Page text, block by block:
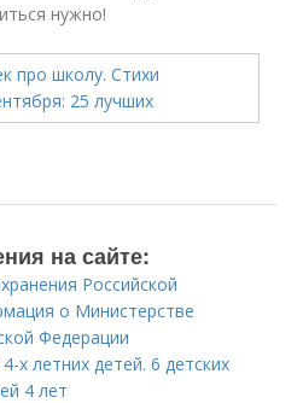
нужно!
на сайте:
Российской
о Министерстве
Федерации
х летних детей. 6 детских
4 лет